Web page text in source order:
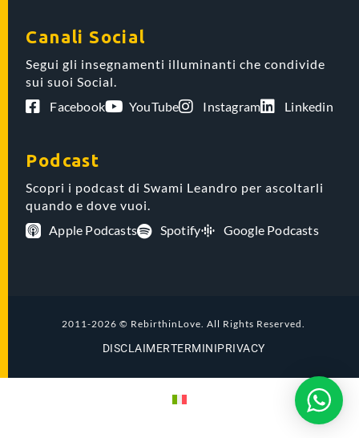
Canali Social
Segui gli insegnamenti illuminanti che condivide
sui suoi Social.
Facebook
YouTube Instagram Linkedin
Podcast
Scopri i podcast di Swami Leandro per ascoltarli
quando e dove vuoi.
Apple Podcasts
Spotify Google Podcasts
2011-2026 © RebirthinLove. All Rights Reserved.
DISCLAIMERTERMINIPRIVACY